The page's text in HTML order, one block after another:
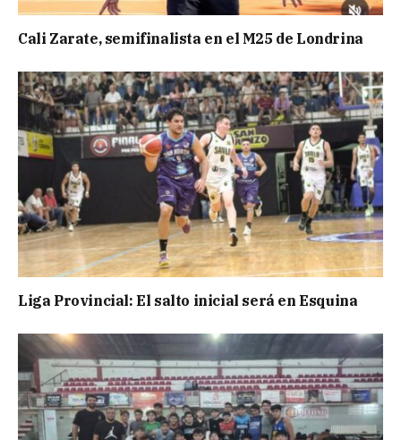
Cali Zarate, semifinalista en el M25 de Londrina
Liga Provincial: El salto inicial será en Esquina